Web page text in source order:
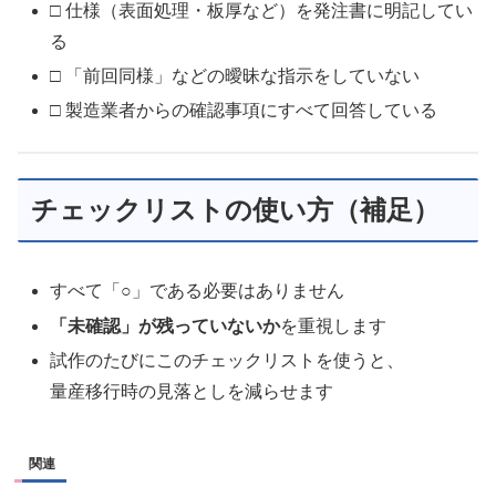
□ 仕様（表面処理・板厚など）を発注書に明記してい
る
□ 「前回同様」などの曖昧な指示をしていない
□ 製造業者からの確認事項にすべて回答している
チェックリストの使い方（補足）
すべて「○」である必要はありません
「未確認」が残っていないかを重視します
試作のたびにこのチェックリストを使うと、
量産移行時の見落としを減らせます
関連